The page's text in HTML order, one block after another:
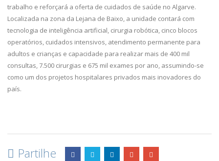
trabalho e reforçará a oferta de cuidados de saúde no Algarve.
Localizada na zona da Lejana de Baixo, a unidade contará com
tecnologia de inteligência artificial, cirurgia robótica, cinco blocos
operatórios, cuidados intensivos, atendimento permanente para
adultos e crianças e capacidade para realizar mais de 400 mil
consultas, 7.500 cirurgias e 675 mil exames por ano, assumindo-se
como um dos projetos hospitalares privados mais inovadores do
país.
Partilhe